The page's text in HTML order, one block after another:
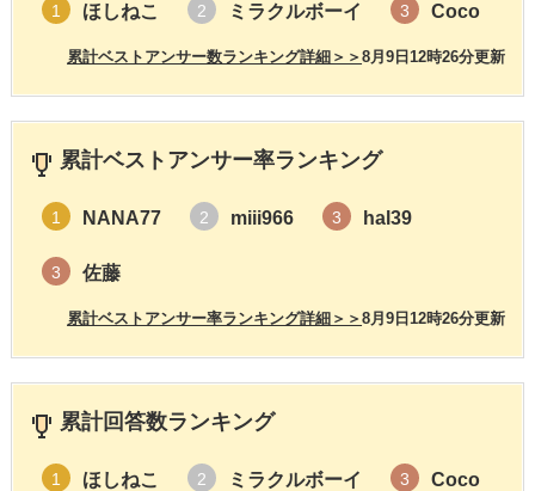
1 ほしねこ 2 ミラクルボーイ 3 Coco
8月9日12時26分更新
累計ベストアンサー数ランキング詳細＞＞
累計ベストアンサー率ランキング
1 NANA77 2 miii966 3 hal39
3 佐藤
8月9日12時26分更新
累計ベストアンサー率ランキング詳細＞＞
累計回答数ランキング
1 ほしねこ 2 ミラクルボーイ 3 Coco